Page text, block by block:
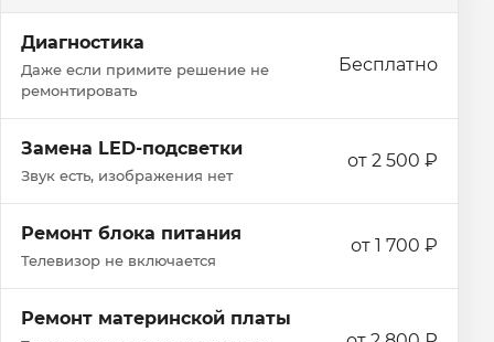
Диагностика
Даже если примите решение не
ремонтировать
Бесплатно
Замена LED-подсветки
Звук есть, изображения нет
от 2 500 ₽
Ремонт блока питания
Телевизор не включается
от 1 700 ₽
Ремонт материнской платы